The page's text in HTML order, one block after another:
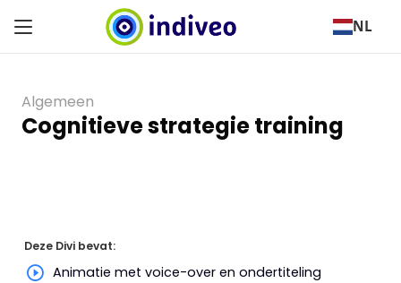
NL
Algemeen
Cognitieve strategie training
Deze Divi bevat:
Animatie met voice-over en ondertiteling